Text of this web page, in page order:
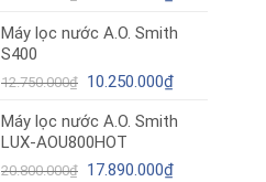
là:
tại
10.490.000₫.
Máy lọc nước A.O. Smith
S400
12.750.000₫ Giá
là:
12.750.000₫.
10.250.000₫Giá
tại
10.250.000₫.
Máy lọc nước A.O. Smith
LUX-AOU800HOT
20.800.000₫ Giá
17.890.000₫Giá